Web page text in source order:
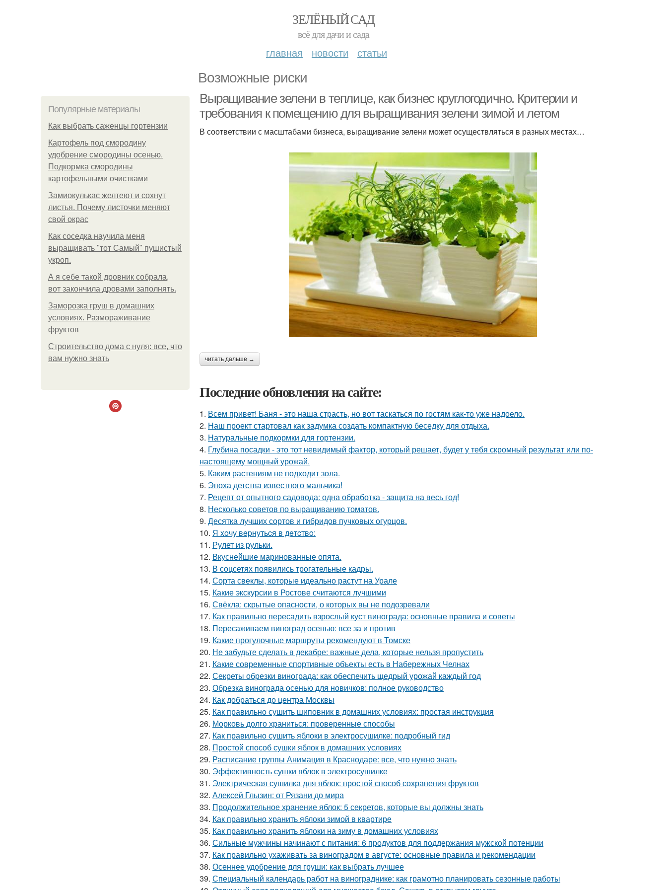
ЗЕЛЁНЫЙ САД
всё для дачи и сада
главная новости статьи
Возможные риски
Популярные материалы
Как выбрать саженцы гортензии
Картофель под смородину
удобрение смородины осенью.
Подкормка смородины
картофельными очистками
Замиокулькас желтеют и сохнут
листья. Почему листочки меняют
свой окрас
Как соседка научила меня
выращивать "тот Самый" пушистый
укроп.
А я себе такой дровник собрала,
вот закончила дровами заполнять.
Заморозка груш в домашних
условиях. Размораживание
фруктов
Строительство дома с нуля: все, что
вам нужно знать
Выращивание зелени в теплице, как бизнес круглогодично. Критерии и
требования к помещению для выращивания зелени зимой и летом
В соответствии с масштабами бизнеса, выращивание зелени может осуществляться в разных местах…
читать дальше →
Последние обновления на сайте:
1. Всем привет! Баня - это наша страсть, но вот таскаться по гостям как-то уже надоело.
2. Наш проект стартовал как задумка создать компактную беседку для отдыха.
3. Натуральные подкормки для гортензии.
4. Глубина посадки - это тот невидимый фактор, который решает, будет у тебя скромный результат или по-
настоящему мощный урожай.
5. Каким растениям не подходит зола.
6. Эпоха детства известного мальчика!
7. Рецепт от опытного садовода: одна обработка - защита на весь год!
8. Несколько советов по выращиванию томатов.
9. Десятка лучших сортов и гибридов пучковых огурцов.
10. Я xoчу вepнутьcя в дeтcтвo:
11. Рулет из рульки.
12. Вкуснейшие маринованные опята.
13. В соцсетях появились трогательные кадры.
14. Сорта свеклы, которые идеально растут на Урале
15. Какие экскурсии в Ростове считаются лучшими
16. Свёкла: скрытые опасности, о которых вы не подозревали
17. Как правильно пересадить взрослый куст винограда: основные правила и советы
18. Пересаживаем виноград осенью: все за и против
19. Какие прогулочные маршруты рекомендуют в Томске
20. Не забудьте сделать в декабре: важные дела, которые нельзя пропустить
21. Какие современные спортивные объекты есть в Набережных Челнах
22. Секреты обрезки винограда: как обеспечить щедрый урожай каждый год
23. Обрезка винограда осенью для новичков: полное руководство
24. Как добраться до центра Москвы
25. Как правильно сушить шиповник в домашних условиях: простая инструкция
26. Морковь долго храниться: проверенные способы
27. Как правильно сушить яблоки в электросушилке: подробный гид
28. Простой способ сушки яблок в домашних условиях
29. Расписание группы Анимация в Краснодаре: все, что нужно знать
30. Эффективность сушки яблок в электросушилке
31. Электрическая сушилка для яблок: простой способ сохранения фруктов
32. Алексей Глызин: от Рязани до мира
33. Продолжительное хранение яблок: 5 секретов, которые вы должны знать
34. Как правильно хранить яблоки зимой в квартире
35. Как правильно хранить яблоки на зиму в домашних условиях
36. Сильные мужчины начинают с питания: 6 продуктов для поддержания мужской потенции
37. Как правильно ухаживать за виноградом в августе: основные правила и рекомендации
38. Осеннее удобрение для груши: как выбрать лучшее
39. Специальный календарь работ на винограднике: как грамотно планировать сезонные работы